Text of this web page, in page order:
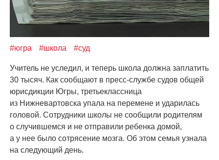
#югра #школа #суд
Учитель не уследил, и теперь школа должна заплатить
30 тысяч. Как сообщают в пресс-службе судов общей
юрисдикции Югры, третьеклассница
из Нижневартовска упала на перемене и ударилась
головой. Сотрудники школы не сообщили родителям
о случившемся и не отправили ребенка домой,
а у нее было сотрясение мозга. Об этом семья узнала
на следующий день.